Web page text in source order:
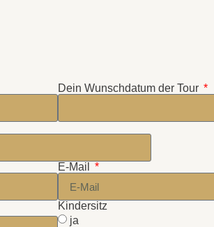
Dein Wunschdatum der Tour
E-Mail
Kindersitz
ja